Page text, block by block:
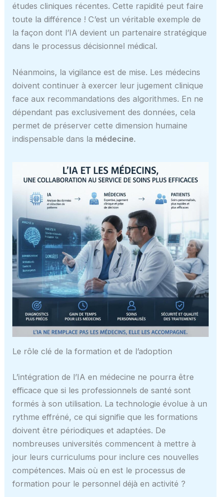
études cliniques récentes. Cette rapidité peut faire
toute la différence ! C’est un véritable exemple de
la façon dont l’IA devient un partenaire stratégique
dans le processus décisionnel médical.
Néanmoins, la vigilance est de mise. Les médecins
doivent continuer à exercer leur jugement clinique
face aux recommandations des algorithmes. En ne
dépendant pas exclusivement des données, cela
permet de préserver cette dimension humaine
indispensable dans la médecine.
Le rôle clé de la formation et de l’adoption
L’intégration de l’IA en médecine ne pourra être
efficace que si les professionnels de santé sont
formés à son utilisation. La technologie évolue à un
rythme effréné, ce qui signifie que les formations
doivent être périodiques et adaptées. De
nombreuses universités commencent à mettre à
jour leurs curriculums pour inclure ces nouvelles
compétences. Mais où en est le processus de
formation pour le personnel déjà en activité ?